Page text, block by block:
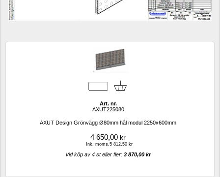
Art. nr.
AXUT225080
AXUT Design Grönvägg Ø80mm hål modul 2250x600mm
4 650,00 kr
Ink. moms.5 812,50 kr
Vid köp av 4 st eller fler: 3 870,00 kr